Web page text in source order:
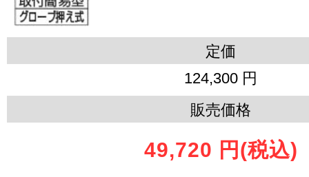
定価
124,300 円
販売価格
49,720 円 (税込)